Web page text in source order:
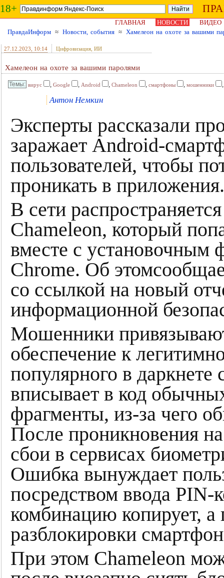
18+
ГЛАВНАЯ НОВОСТИ
ВИДЕО
ПравдаИнформ ≈ Новости, события ≈ Хамелеон на охоте за вашими
27.12.2023 , 10:14 Цифровизация, ИИ
Хамелеон на охоте за вашими паролями
вирус , Google , Android , Chameleon , смартфоны , мошенники
Антон Немкин
Эксперты рассказали
заражает Android-
пользователей, чтобы
проникать в приложения.
В сети
Chameleon, который
вместе с установочным
Chrome. Об
со ссылкой на новый
информационной
Мошенники
обеспечение к
популярного в
вписывает в код
фрагменты, из-за чего
После проникновения
сбои в сервисах
Ошибка вынуждает
посредством ввода PIN-
комбинацию копирует, а
разблокировки
При этом Chameleon